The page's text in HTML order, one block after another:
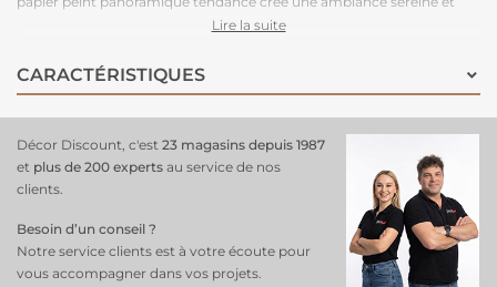
apaisante, idéale pour un salon, une chambre ou un bureau. Les
transformant vos murs en un véritable jardin intérieur.
Fabriqué en intissé de haute qualité, ce revêtement mural est à la fois
installation rapide et sans
, même pour les novices. Avec ce papier peint panoramique
végétal, créez un espace chaleureux et accueillant qui reflète la
Lire la suite
CARACTÉRISTIQUES
Décor Discount, c'est 23 magasins depuis 1987
et plus de 200 experts au service de nos
clients.
Besoin d’un conseil ?
Notre service clients est à votre écoute pour
vous accompagner dans vos projets.